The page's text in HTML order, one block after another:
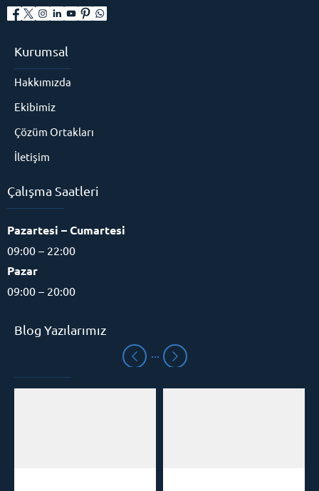
Kurumsal
Hakkımızda
Ekibimiz
Çözüm Ortakları
İletişim
Çalışma Saatleri
Pazartesi – Cumartesi
09:00 – 22:00
Pazar
09:00 – 20:00
Blog Yazılarımız
Eğitim Danışmanı